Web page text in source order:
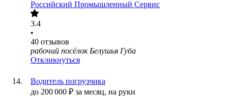
Российский Промышленный Сервис
3.4
•
40 отзывов
рабочий посёлок Белушья Губа
Откликнуться
Водитель погрузчика
до 200 000 ₽ за месяц, на руки